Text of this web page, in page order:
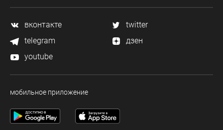
вконтакте
twitter
telegram
дзен
youtube
мобильное приложение